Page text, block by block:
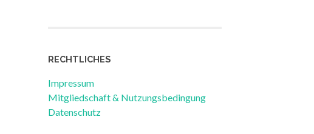
RECHTLICHES
Impressum
Mitgliedschaft & Nutzungsbedingung
Datenschutz